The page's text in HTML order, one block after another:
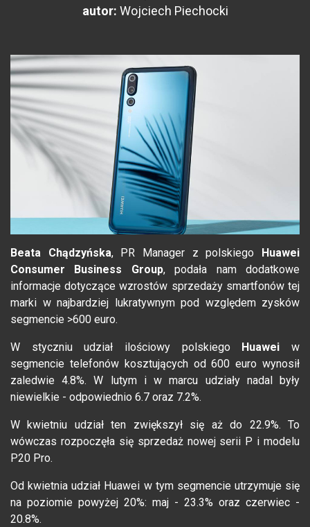
autor: Wojciech Piechocki
Beata Chądzyńska, PR Manager z polskiego
Huawei
Consumer Business Group, podała nam dodatkowe
informacje dotyczące wzrostów sprzedaży smartfonów tej
marki w najbardziej lukratywnym pod względem zysków
segmencie >600 euro.
W styczniu udział ilościowy polskiego Huaweiw
segmencie telefonów kosztujących od 600 euro wynosił
zaledwie 4.8%. W lutym i w marcu udziały nadal były
niewielkie - odpowiednio 6.7 oraz 7.2%.
W kwietniu udział ten zwiększył się aż do 22.9%. To
wówczas rozpoczęła się sprzedaż nowej serii P i modelu
P20 Pro.
Od kwietnia udział Huawei w tym segmencie utrzymuje się
na poziomie powyżej 20%: maj - 23.3% oraz czerwiec -
20.8%.